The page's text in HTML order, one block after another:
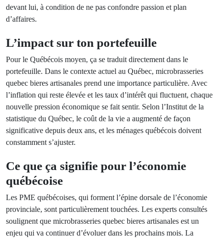
devant lui, à condition de ne pas confondre passion et plan
d’affaires.
L’impact sur ton portefeuille
Pour le Québécois moyen, ça se traduit directement dans le
portefeuille. Dans le contexte actuel au Québec, microbrasseries
quebec bieres artisanales prend une importance particulière. Avec
l’inflation qui reste élevée et les taux d’intérêt qui fluctuent, chaque
nouvelle pression économique se fait sentir. Selon l’Institut de la
statistique du Québec, le coût de la vie a augmenté de façon
significative depuis deux ans, et les ménages québécois doivent
constamment s’ajuster.
Ce que ça signifie pour l’économie
québécoise
Les PME québécoises, qui forment l’épine dorsale de l’économie
provinciale, sont particulièrement touchées. Les experts consultés
soulignent que microbrasseries quebec bieres artisanales est un
enjeu qui va continuer d’évoluer dans les prochains mois. La